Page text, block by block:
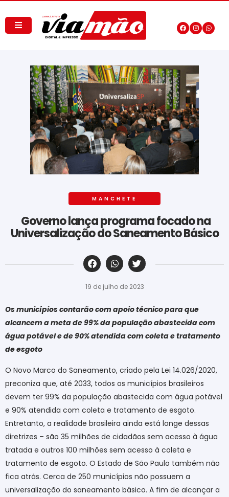
MANCHETE
Governo lança programa focado na
Universalização do Saneamento Básico
‎ ‎ ‎ ‎ ‎ ‎ ‎ ‎ ‎ ‎ ‎ ‎ ‎ ‎ ‎ ‎ ‎ ‎ ‎ ‎ ‎ ‎ ‎ ‎ ‎ ‎ ‎ ‎ ‎ ‎ ‎
19 de julho de 2023
Os municípios contarão com apoio técnico para que
alcancem a meta de 99% da população abastecida com
água potável e de 90% atendida com coleta e tratamento
de esgoto
O Novo Marco do Saneamento, criado pela Lei 14.026/2020,
preconiza que, até 2033, todos os municípios brasileiros
devem ter 99% da população abastecida com água potável
e 90% atendida com coleta e tratamento de esgoto.
Entretanto, a realidade brasileira ainda está longe dessas
diretrizes – são 35 milhões de cidadãos sem acesso à água
tratada e outros 100 milhões sem acesso à coleta e
tratamento de esgoto. O Estado de São Paulo também não
fica atrás. Cerca de 250 municípios não possuem a
universalização do saneamento básico. A fim de alcançar a